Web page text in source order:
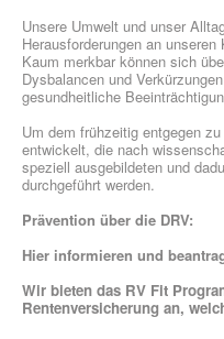
MOBY
KIDS
Unsere Umwelt und unser
Herausforderungen an
Kaum merkbar können sich
Dysbalancen und
gesundheitliche
Um dem frühzeitig entgegen
entwickelt, die nach
speziell ausgebildeten und
durchgeführt werden.
Prävention über die DRV:
Hier informieren und
Wir bieten das RV Fit
Rentenversicherung an,